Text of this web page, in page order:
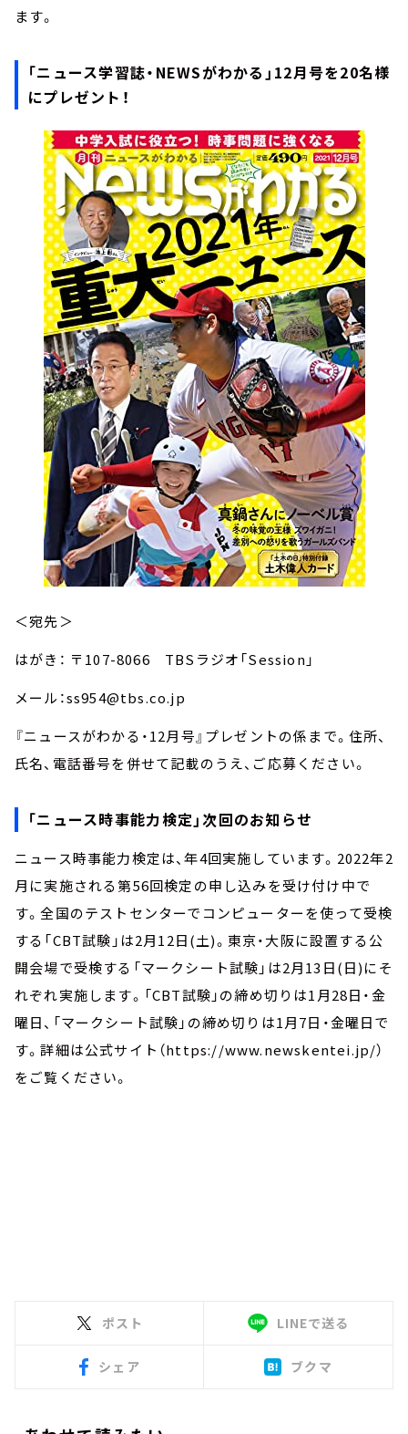
ます。
「ニュース学習誌・NEWSがわかる」12月号を20名様
にプレゼント！
＜宛先＞
はがき： 〒107-8066 TBSラジオ「Session」
メール：ss954@tbs.co.jp
『ニュースがわかる・12月号』プレゼントの係まで。住所、
氏名、電話番号を併せて記載のうえ、ご応募ください。
「ニュース時事能力検定」次回のお知らせ
ニュース時事能力検定は、年4回実施しています。2022年2
月に実施される第56回検定の申し込みを受け付け中で
す。全国のテストセンターでコンピューターを使って受検
する「CBT試験」は2月12日(土)。東京・大阪に設置する公
開会場で受検する「マークシート試験」は2月13日(日)にそ
れぞれ実施します。「CBT試験」の締め切りは1月28日・金
曜日、「マークシート試験」の締め切りは1月7日・金曜日で
す。詳細は公式サイト（https://www.newskentei.jp/）
をご覧ください。
ポスト LINEで送る
シェア ブクマ